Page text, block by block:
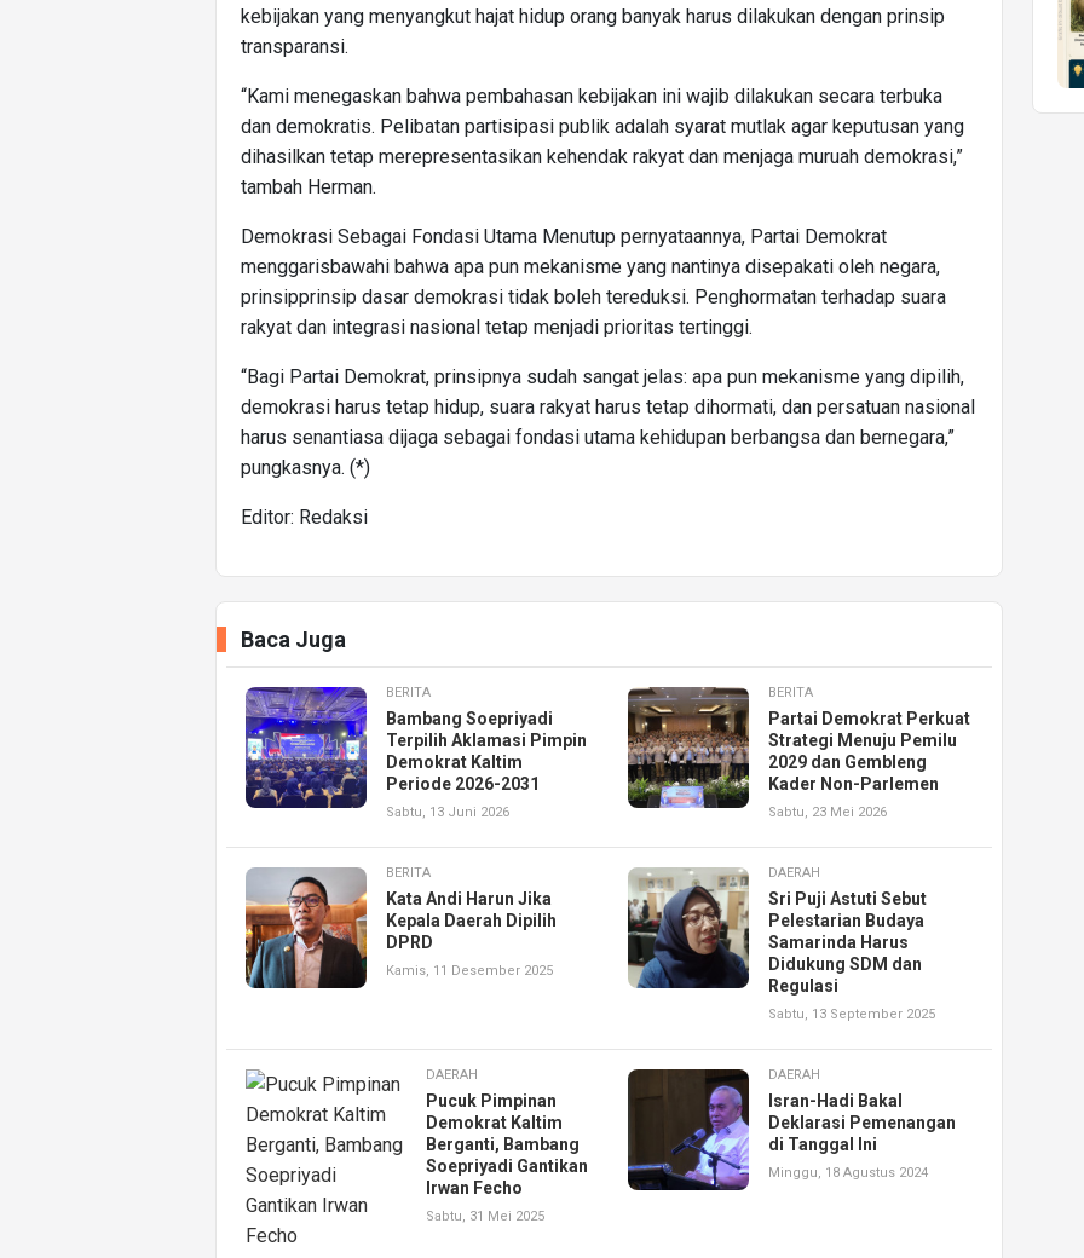
kebijakan yang menyangkut hajat hidup orang banyak harus dilakukan dengan prinsip
transparansi.
“Kami menegaskan bahwa pembahasan kebijakan ini wajib dilakukan secara terbuka
dan demokratis. Pelibatan partisipasi publik adalah syarat mutlak agar keputusan yang
dihasilkan tetap merepresentasikan kehendak rakyat dan menjaga muruah demokrasi,”
tambah Herman.
Demokrasi Sebagai Fondasi Utama Menutup pernyataannya, Partai Demokrat
menggarisbawahi bahwa apa pun mekanisme yang nantinya disepakati oleh negara,
prinsipprinsip dasar demokrasi tidak boleh tereduksi. Penghormatan terhadap suara
rakyat dan integrasi nasional tetap menjadi prioritas tertinggi.
“Bagi Partai Demokrat, prinsipnya sudah sangat jelas: apa pun mekanisme yang dipilih,
demokrasi harus tetap hidup, suara rakyat harus tetap dihormati, dan persatuan nasional
harus senantiasa dijaga sebagai fondasi utama kehidupan berbangsa dan bernegara,”
pungkasnya. (*)
Editor: Redaksi
Baca Juga
BERITA
Bambang Soepriyadi
Terpilih Aklamasi Pimpin
Demokrat Kaltim
Periode 2026-2031
Sabtu, 13 Juni 2026
BERITA
Partai Demokrat Perkuat
Strategi Menuju Pemilu
2029 dan Gembleng
Kader Non-Parlemen
Sabtu, 23 Mei 2026
BERITA
Kata Andi Harun Jika
Kepala Daerah Dipilih
DPRD
Kamis, 11 Desember 2025
DAERAH
Sri Puji Astuti Sebut
Pelestarian Budaya
Samarinda Harus
Didukung SDM dan
Regulasi
Sabtu, 13 September 2025
DAERAH
Pucuk Pimpinan
Demokrat Kaltim
Berganti, Bambang
Soepriyadi Gantikan
Irwan Fecho
Sabtu, 31 Mei 2025
DAERAH
Isran-Hadi Bakal
Deklarasi Pemenangan
di Tanggal Ini
Minggu, 18 Agustus 2024